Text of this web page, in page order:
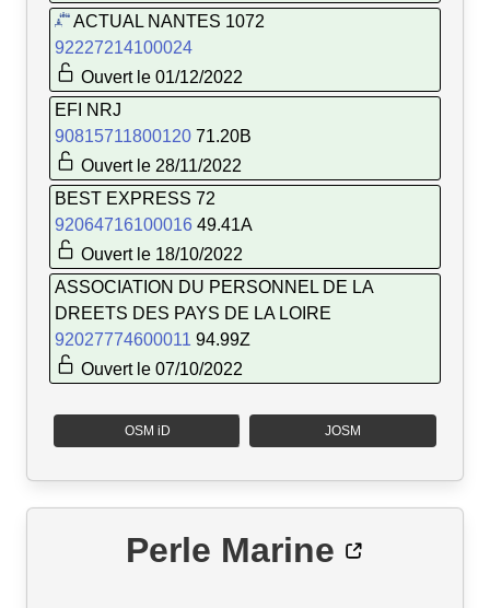
ACTUAL NANTES 1072
92227214100024
Ouvert le 01/12/2022
EFI NRJ
90815711800120 71.20B
Ouvert le 28/11/2022
BEST EXPRESS 72
92064716100016 49.41A
Ouvert le 18/10/2022
ASSOCIATION DU PERSONNEL DE LA
DREETS DES PAYS DE LA LOIRE
92027774600011 94.99Z
Ouvert le 07/10/2022
OSM iD JOSM
Perle Marine